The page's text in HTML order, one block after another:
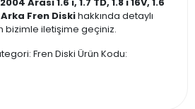
Fren Diskihakkında detaylı
bizimle iletişime geçiniz.
Fren Diski Ürün Kodu: